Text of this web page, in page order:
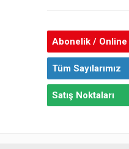
Abonelik / Online
Tüm Sayılarımız
Satış Noktaları